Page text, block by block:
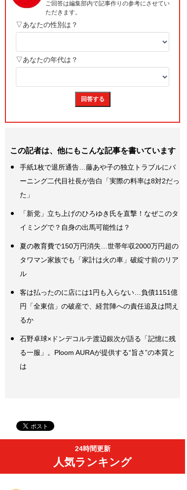
この記者は、他にもこんな記事を書いています
手紙1枚で退所通告…藤あや子の独立トラブルにバ
ーニング二代目社長が告白「実際の料率は8対2だっ
た」
「新党」立ち上げのひろゆき氏を直撃！なぜこのタ
イミングで？自身の出馬可能性は？
夏の教育費で150万円消失…世帯年収2000万円超の
タワマン家族でも「家計は火の車」破綻寸前のリア
ル
客は払ったのに店には1円も入らない…負債1151億
円「全東信」の破産で、経営陣への責任追及は問え
るか
石野卓球×ドンデコルテ渡辺銀次が語る「記憶に残
る一服」。Ploom AURAが提供する“旨さ”の本質と
は
24時間更新
人気ランキング